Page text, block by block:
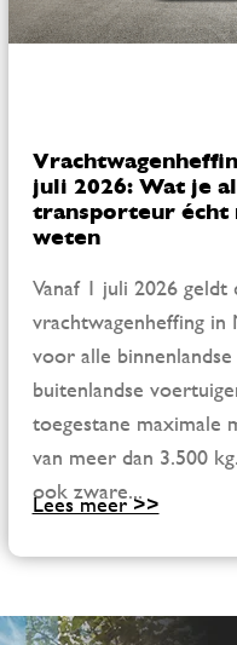
juli 2026: Wat je
transporteur écht
weten
Vanaf 1 juli 2026 geldt
vrachtwagenheffing in
voor alle
buitenlandse
toegestane maximale
van meer dan 3.500
ook zware...
Lees meer >>